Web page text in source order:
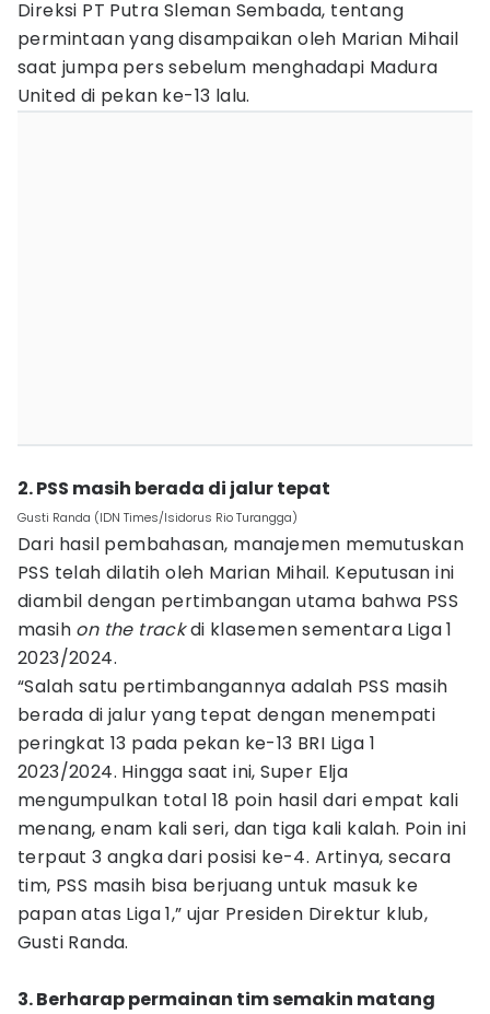
Direksi PT Putra Sleman Sembada, tentang
permintaan yang disampaikan oleh Marian Mihail
saat jumpa pers sebelum menghadapi Madura
United di pekan ke-13 lalu.
2. PSS masih berada di jalur tepat
Gusti Randa (IDN Times/Isidorus Rio Turangga)
Dari hasil pembahasan, manajemen memutuskan
PSS telah dilatih oleh Marian Mihail. Keputusan ini
diambil dengan pertimbangan utama bahwa PSS
masih on the trackdi klasemen sementara Liga 1
2023/2024.
“Salah satu pertimbangannya adalah PSS masih
berada di jalur yang tepat dengan menempati
peringkat 13 pada pekan ke-13 BRI Liga 1
2023/2024. Hingga saat ini, Super Elja
mengumpulkan total 18 poin hasil dari empat kali
menang, enam kali seri, dan tiga kali kalah. Poin ini
terpaut 3 angka dari posisi ke-4. Artinya, secara
tim, PSS masih bisa berjuang untuk masuk ke
papan atas Liga 1,” ujar Presiden Direktur klub,
Gusti Randa.
3. Berharap permainan tim semakin matang